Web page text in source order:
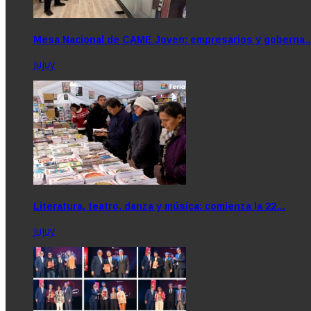
Mesa Nacional de CAME Joven: empresarios y
Jujuy
Literatura, teatro, danza y música: comienza la 22…
Jujuy